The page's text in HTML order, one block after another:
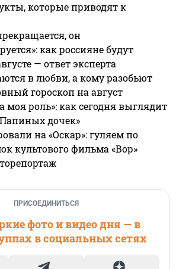
которые приводят к
он
как россияне будут
— ответ эксперта
в любви, а кому разобьют
гороскоп на август
моя роль»: как сегодня выглядит
дочек»
на «Оскар»: гуляем по
культового фильма «Вор»
ПРИСОЕДИНИТЬСЯ
фото и видео дня — в
в социальных сетях